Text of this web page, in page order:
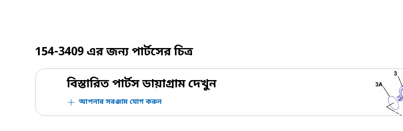
154-3409এর জন্য পার্টসের চিত্র
বিস্তারিত পার্টস ডায়াগ্রাম দেখুন
আপনার সরঞ্জাম যোগ করুন